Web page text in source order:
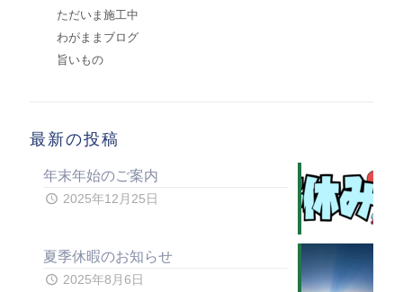
ただいま施工中
わがままブログ
旨いもの
最新の投稿
年末年始のご案内
2025年12月25日
夏季休暇のお知らせ
2025年8月6日